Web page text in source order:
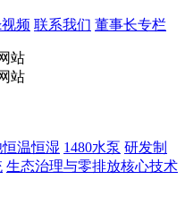
频 联系我们 董事长专栏
温恒湿 1480水泵 研发制
生态治理与零排放核心技术